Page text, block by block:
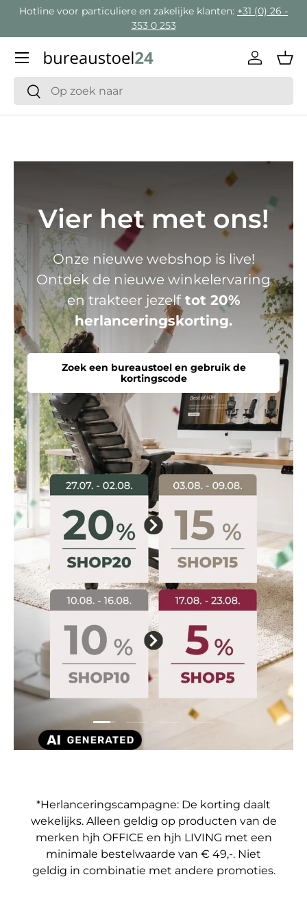
Hotline voor particuliere en zakelijke klanten: +31 (0) 26 -
353 0 253
Zoeken
Zoeken
Inloggen
Menu
Vier het met ons!
Onze nieuwe webshop is live!
Ontdek de nieuwe winkelervaring
en trakteer jezelftot 20%
herlanceringskorting.
Zoek een bureaustoel en gebruik de
kortingscode
Dia laden 1 van 4
Dia laden 2 van 4
Dia laden 3 van 4
Dia laden 4 van 4
*Herlanceringscampagne: De korting daalt
wekelijks. Alleen geldig op producten van de
merken hjh OFFICE en hjh LIVING met een
minimale bestelwaarde van € 49,-. Niet
geldig in combinatie met andere promoties.